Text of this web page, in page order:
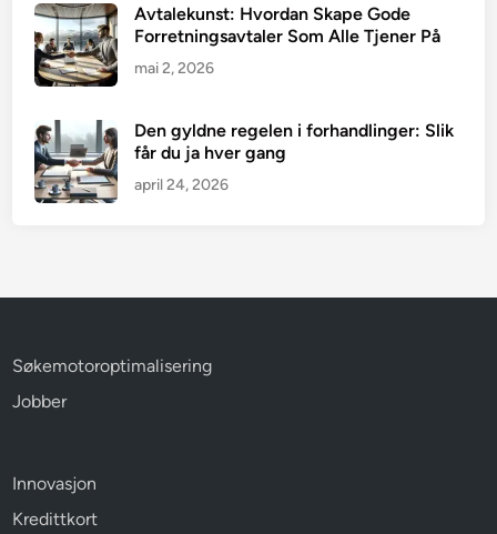
Avtalekunst: Hvordan Skape Gode
Forretningsavtaler Som Alle Tjener På
mai 2, 2026
Den gyldne regelen i forhandlinger: Slik
får du ja hver gang
april 24, 2026
Søkemotoroptimalisering
Jobber
Innovasjon
Kredittkort